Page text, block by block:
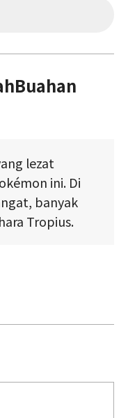
lezat
ini. Di
banyak
Tropius.